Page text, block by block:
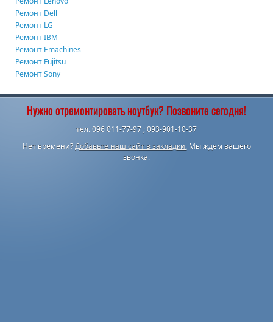
Ремонт Dell
Ремонт LG
Ремонт IBM
Ремонт Emachines
Ремонт Fujitsu
Ремонт Sony
Нужно отремонтировать ноутбук? Позвоните сегодня!
тел. 096 011-77-97 ; 093-901-10-37
Нет времени?Добавьте наш сайт в закладки.Мы ждем вашего
звонка.